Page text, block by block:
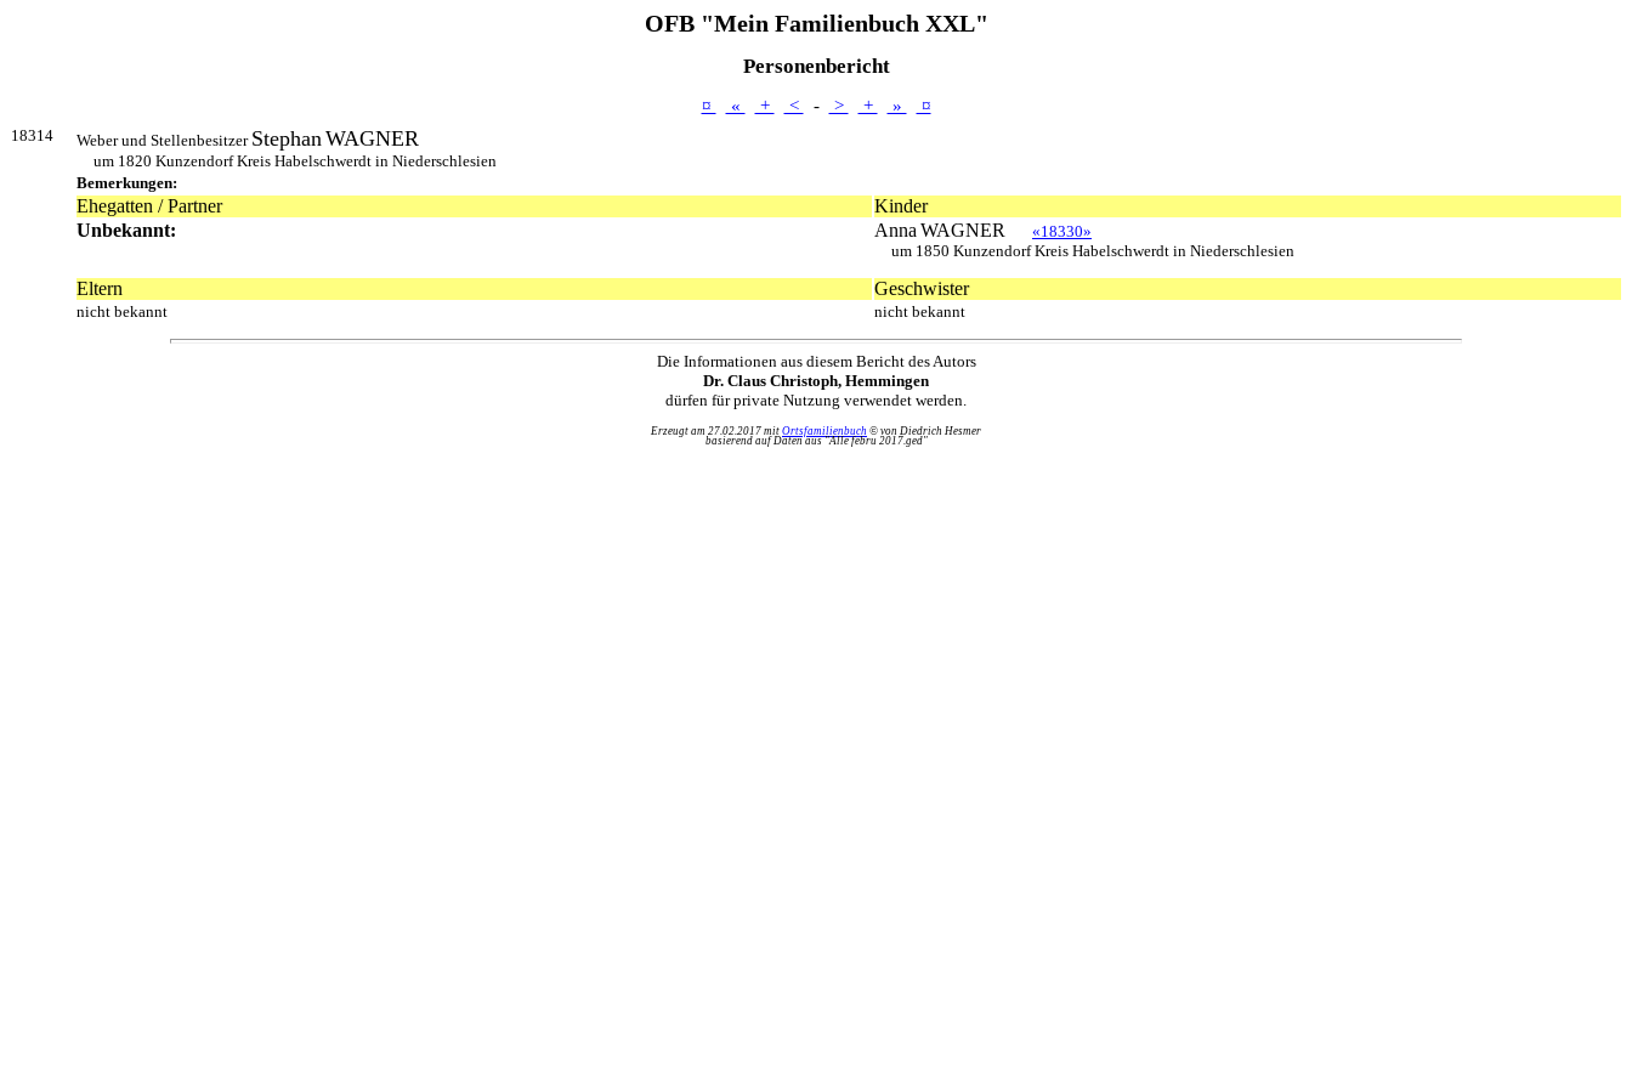
OFB "Mein Familienbuch XXL"
Personenbericht
¤ « + < - > + » ¤
18314 Weber und Stellenbesitzer StephanWAGNER
um 1820 Kunzendorf Kreis Habelschwerdt in Niederschlesien
Bemerkungen:
Ehegatten / Partner
Kinder
Unbekannt:
Anna WAGNER
«18330»
um 1850 Kunzendorf Kreis Habelschwerdt in Niederschlesien
Eltern Geschwister
nicht bekannt nicht bekannt
Die Informationen aus diesem Bericht des Autors
Dr. Claus Christoph, Hemmingen
dürfen für private Nutzung verwendet werden.
Erzeugt am 27.02.2017 mit Ortsfamilienbuch © von Diedrich Hesmer
basierend auf Daten aus "Alle febru 2017.ged"